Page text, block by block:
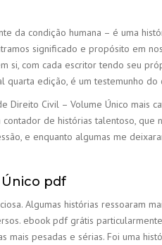
da condição humana – é uma
significado e propósito em
si, com cada escritor tendo seu
quarta edição, é um testemunho
Direito Civil – Volume Único mais
de histórias talentoso,
e enquanto algumas me
Único pdf
Algumas histórias ressoaram
ebook pdf grátis
pesadas e sérias. Foi uma